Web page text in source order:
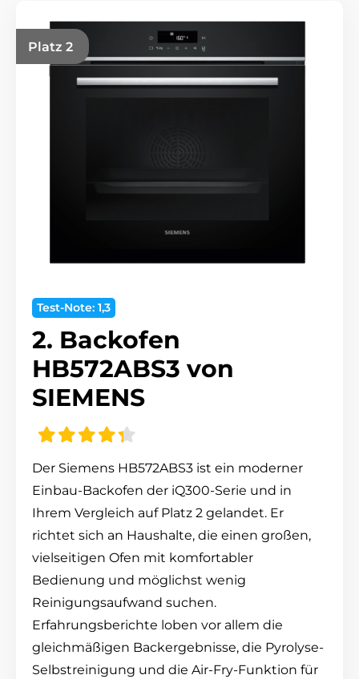
Platz 2
Test-Note: 1,3
2. Backofen
HB572ABS3 von
SIEMENS
Der Siemens HB572ABS3 ist ein moderner
Einbau-Backofen der iQ300-Serie und in
Ihrem Vergleich auf Platz 2 gelandet. Er
richtet sich an Haushalte, die einen großen,
vielseitigen Ofen mit komfortabler
Bedienung und möglichst wenig
Reinigungsaufwand suchen.
Erfahrungsberichte loben vor allem die
gleichmäßigen Backergebnisse, die Pyrolyse-
Selbstreinigung und die Air-Fry-Funktion für